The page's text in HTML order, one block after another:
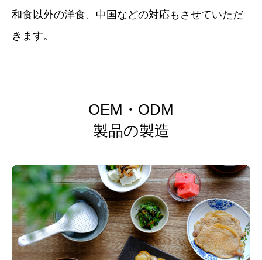
和食以外の洋食、中国などの対応もさせていただ
きます。
OEM・ODM
製品の製造